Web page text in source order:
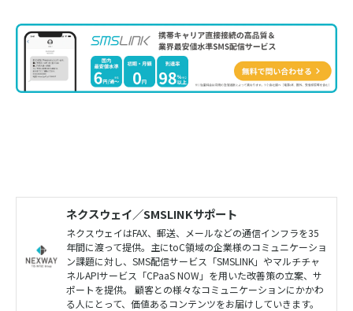
ネクスウェイ／SMSLINKサポート
ネクスウェイはFAX、郵送、メールなどの通信インフラを35
年間に渡って提供。主にtoC領域の企業様のコミュニケーショ
ン課題に対し、SMS配信サービス「SMSLINK」やマルチチャ
ネルAPIサービス「CPaaS NOW」を用いた改善策の立案、サ
ポートを提供。 顧客との様々なコミュニケーションにかかわ
る人にとって、価値あるコンテンツをお届けしていきます。